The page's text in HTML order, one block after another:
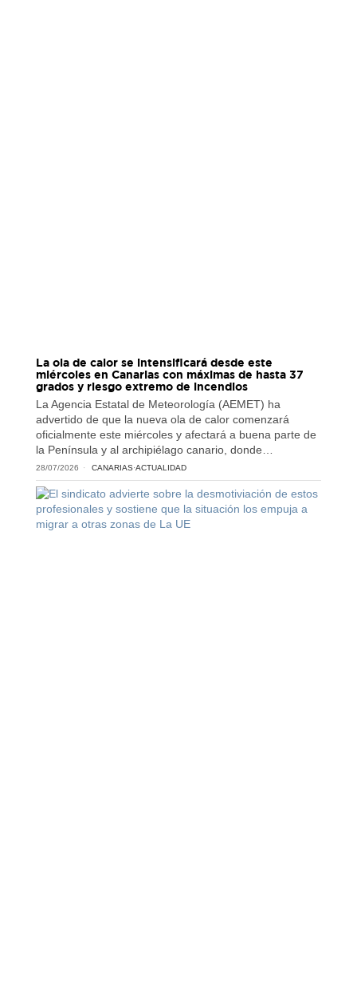
La ola de calor se intensificará desde este
miércoles en Canarias con máximas de hasta 37
grados y riesgo extremo de incendios
La Agencia Estatal de Meteorología (AEMET) ha
advertido de que la nueva ola de calor comenzará
oficialmente este miércoles y afectará a buena parte de
la Península y al archipiélago canario, donde…
28/07/2026 CANARIAS·ACTUALIDAD